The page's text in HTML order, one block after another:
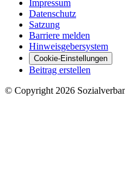
Impressum
Datenschutz
Satzung
Barriere melden
Hinweisgebersystem
Cookie-Einstellungen
Beitrag erstellen
© Copyright 2026